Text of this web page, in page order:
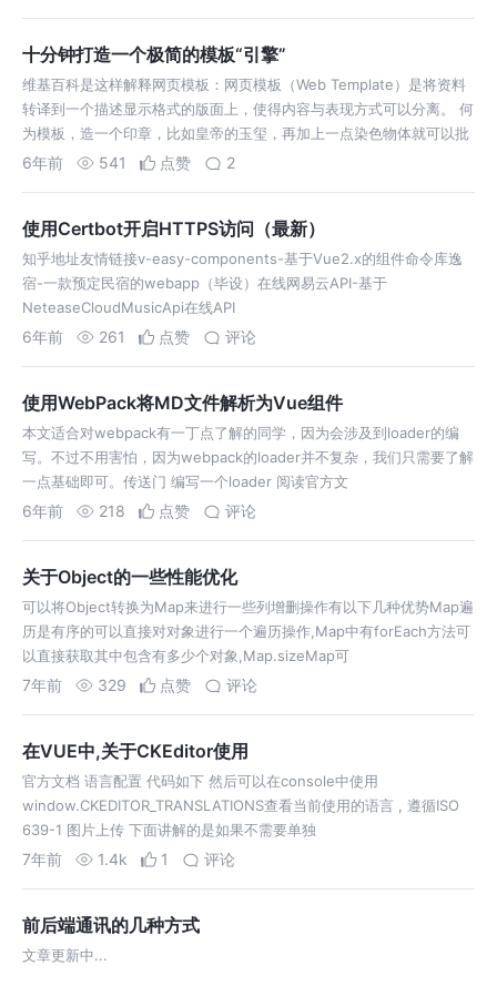
十分钟打造一个极简的模板“引擎”
维基百科是这样解释网页模板：网页模板（Web Template）是将资料
转译到一个描述显示格式的版面上，使得内容与表现方式可以分离。 何
为模板，造一个印章，比如皇帝的玉玺，再加上一点染色物体就可以批
改
6年前 541 点赞 2
使用Certbot开启HTTPS访问（最新）
知乎地址友情链接v-easy-components-基于Vue2.x的组件命令库逸
宿-一款预定民宿的webapp（毕设）在线网易云API-基于
NeteaseCloudMusicApi在线API
6年前 261 点赞 评论
使用WebPack将MD文件解析为Vue组件
本文适合对webpack有一丁点了解的同学，因为会涉及到loader的编
写。不过不用害怕，因为webpack的loader并不复杂，我们只需要了解
一点基础即可。传送门 编写一个loader 阅读官方文
6年前 218 点赞 评论
关于Object的一些性能优化
可以将Object转换为Map来进行一些列增删操作有以下几种优势Map遍
历是有序的可以直接对对象进行一个遍历操作,Map中有forEach方法可
以直接获取其中包含有多少个对象,Map.sizeMap可
7年前 329 点赞 评论
在VUE中,关于CKEditor使用
官方文档 语言配置 代码如下 然后可以在console中使用
window.CKEDITOR_TRANSLATIONS查看当前使用的语言 , 遵循ISO
639-1 图片上传 下面讲解的是如果不需要单独
7年前 1.4k 1 评论
前后端通讯的几种方式
文章更新中...